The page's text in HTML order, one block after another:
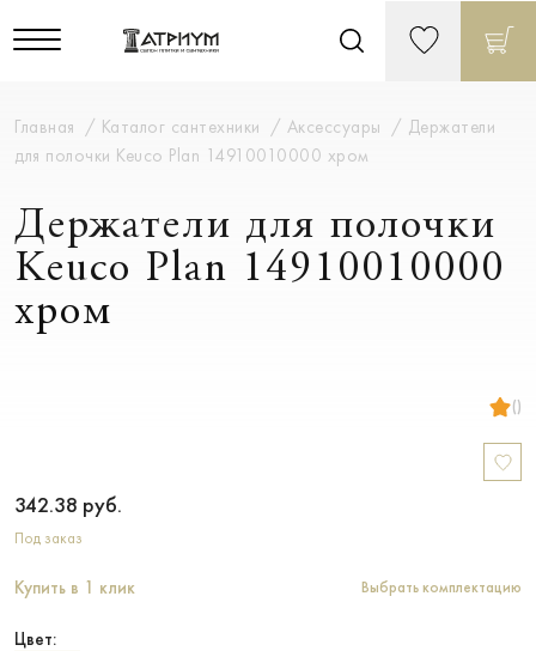
Главная Каталог сантехники Аксессуары
Держатели
для полочки Keuco Plan 14910010000 хром
Держатели для полочки
Keuco Plan 14910010000
хром
()
342.38 руб.
Под заказ
Купить в 1 клик Выбрать комплектацию
Цвет: